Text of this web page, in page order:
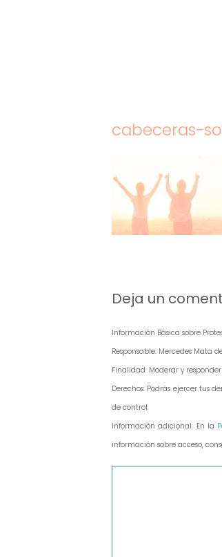
cabeceras-
Deja un
Información Básica sobre
Responsable: Mercedes Mata
Finalidad: Moderar y
Derechos: Podrás ejercer tus
de control.
Información adicional: En la
información sobre acceso,